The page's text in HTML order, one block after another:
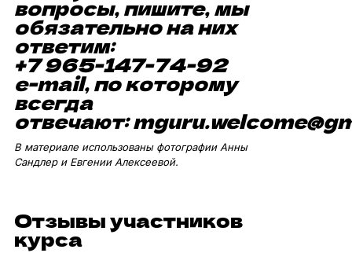
вопросы, пишите, мы
обязательно на них
ответим:
+7 965-147-74-92
e-mail, по которому
всегда
отвечают:
В материале использованы фотографии Анны
Сандлер и Евгении Алексеевой.
Отзывы участников
курса